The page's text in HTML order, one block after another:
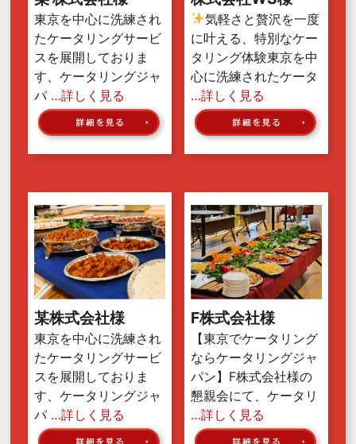
東京を中心に洗練され
たケータリングサービ
スを展開しておりま
す、ケータリングジャ
パ …詳しく見る
気軽さと贅沢を一度
に叶える、特別なケー
タリング体験東京を中
心に洗練されたケータ
…詳しく見る
某株式会社様
東京を中心に洗練され
たケータリングサービ
スを展開しておりま
す、ケータリングジャ
パ …詳しく見る
F株式会社様
【東京でケータリング
ならケータリングジャ
パン】F株式会社様の
懇親会にて、ケータリ
…詳しく見る